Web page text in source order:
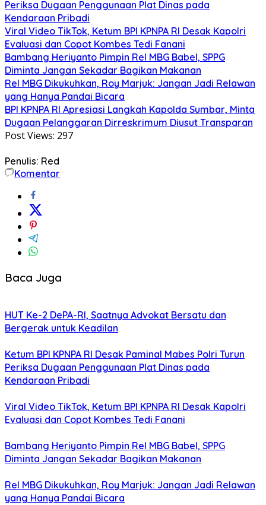
Periksa Dugaan Penggunaan Plat Dinas pada
Kendaraan Pribadi
Viral Video TikTok, Ketum BPI KPNPA RI Desak Kapolri
Evaluasi dan Copot Kombes Tedi Fanani
Bambang Heriyanto Pimpin Rel MBG Babel, SPPG
Diminta Jangan Sekadar Bagikan Makanan
Rel MBG Dikukuhkan, Roy Marjuk: Jangan Jadi Relawan
yang Hanya Pandai Bicara
BPI KPNPA RI Apresiasi Langkah Kapolda Sumbar, Minta
Dugaan Pelanggaran Dirreskrimum Diusut Transparan
Post Views: 297
Penulis: Red
Komentar
Baca Juga
HUT Ke-2 DePA-RI, Saatnya Advokat Bersatu dan
Bergerak untuk Keadilan
Ketum BPI KPNPA RI Desak Paminal Mabes Polri Turun
Periksa Dugaan Penggunaan Plat Dinas pada
Kendaraan Pribadi
Viral Video TikTok, Ketum BPI KPNPA RI Desak Kapolri
Evaluasi dan Copot Kombes Tedi Fanani
Bambang Heriyanto Pimpin Rel MBG Babel, SPPG
Diminta Jangan Sekadar Bagikan Makanan
Rel MBG Dikukuhkan, Roy Marjuk: Jangan Jadi Relawan
yang Hanya Pandai Bicara